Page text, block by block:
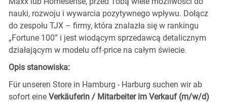
nauki, rozwoju i wywarcia pozytywnego wpływu. Dołącz
do zespołu TJX – firmy, która znalazła się w rankingu
„Fortune 100” i jest wiodącym sprzedawcą detalicznym
działającym w modelu off-price na całym świecie.
Opis stanowiska:
Für unseren Store in Hamburg - Harburg suchen wir ab
sofort eine Verkäuferin / Mitarbeiter im Verkauf (m/w/d)